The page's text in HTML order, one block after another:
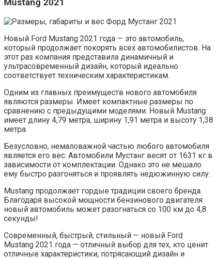
Mustang 2021
Новый Ford Mustang 2021 года — это автомобиль,
который продолжает покорять всех автомобилистов. На
этот раз компания представила динамичный и
ультрасовременный дизайн, который идеально
соответствует техническим характеристикам.
Одним из главных преимуществ нового автомобиля
являются размеры. Имеет компактные размеры по
сравнению с предыдущими моделями. Новый Mustang
имеет длину 4,79 метра, ширину 1,91 метра и высоту 1,38
метра.
Безусловно, немаловажной частью любого автомобиля
является его вес. Автомобили Мустанг весят от 1631 кг в
зависимости от комплектации. Однако это не мешало
ему быстро разгоняться и проявлять недюжинную силу.
Mustang продолжает гордые традиции своего бренда.
Благодаря высокой мощности бензинового двигателя
новый автомобиль может разогнаться со 100 км до 4,8
секунды!
Современный, быстрый, стильный — новый Ford
Mustang 2021 года — отличный выбор для тех, кто ценит
отличные характеристики, потрясающий дизайн и